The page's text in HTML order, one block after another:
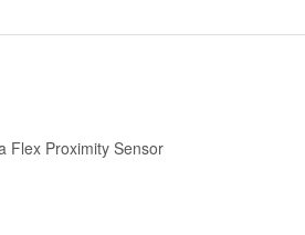
Flex Proximity Sensor